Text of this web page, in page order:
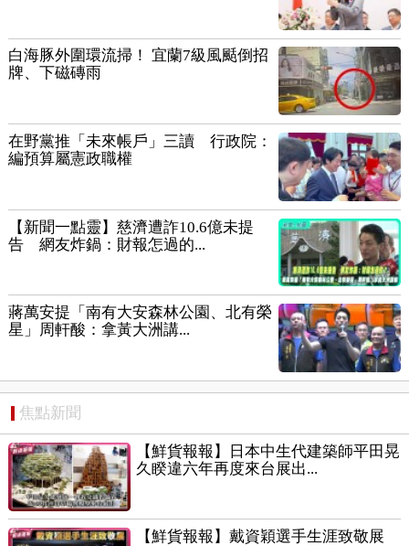
白海豚外圍環流掃！ 宜蘭7級風颳倒招
牌、下磁磚雨
在野黨推「未來帳戶」三讀 行政院：
編預算屬憲政職權
【新聞一點靈】慈濟遭詐10.6億未提
告 網友炸鍋：財報怎過的...
蔣萬安提「南有大安森林公園、北有榮
星」周軒酸：拿黃大洲講...
焦點新聞
【鮮貨報報】日本中生代建築師平田晃
久睽違六年再度來台展出...
【鮮貨報報】戴資穎選手生涯致敬展